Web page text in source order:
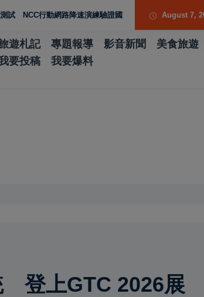
網路降速演練驗證國家通訊防護能力 台南水土保持
August 7,
遊札記 專題報導 影音新聞
美食旅遊
要投稿 我要爆料
登上GTC 2026展